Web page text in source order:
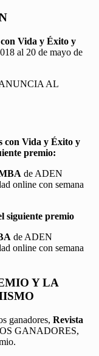
Vida y Éxito y
al 20 de mayo de
AL
con Vida y Éxito y
premio:
de ADEN
online con semana
siguiente premio
de ADEN
online con semana
Y LA
ganadores, Revista
GANADORES,